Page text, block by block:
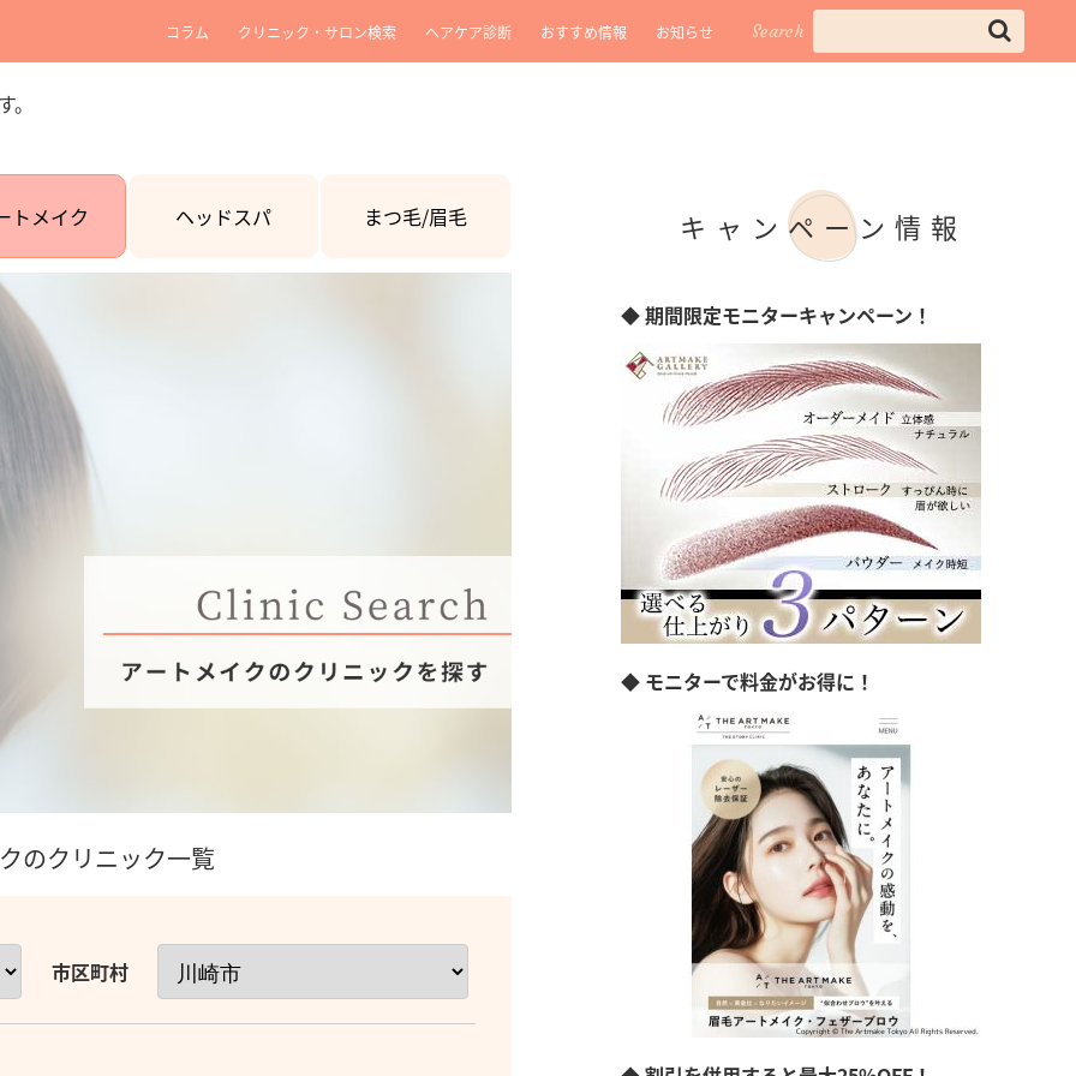
コラム クリニック・サロン検索 ヘアケア診断 おすすめ情報 お知らせ Search
トメイク ヘッドスパ まつ毛/眉毛
のクリニック一覧
市区町村
キャンペーン情報
◆ 期間限定モニターキャンペーン！
◆ モニターで料金がお得に！